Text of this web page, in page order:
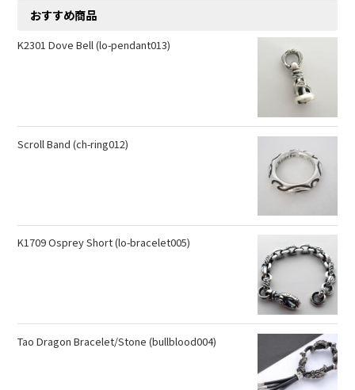
おすすめ商品
K2301 Dove Bell (lo-pendant013)
Scroll Band (ch-ring012)
K1709 Osprey Short (lo-bracelet005)
Tao Dragon Bracelet/Stone (bullblood004)